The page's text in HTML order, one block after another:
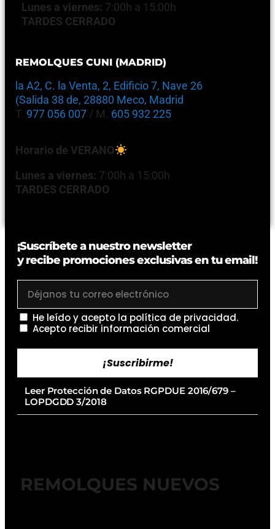
Lunes a viernes: 7:00h a 15:00h
TARDES CERRADO
REMOLQUES CUNI (MADRID)
la A2, C. la Venta, 2, Edificio 7, Nave 26
(Salida 38 de, 28880 Meco, Madrid
T. 977 056 007 / M. 605 932 225
Horario de VERANO
Lunes a viernes: 7:00h a 15:00h
TARDES CERRADO
¡Suscríbete a nuestro newsletter
y recibe promociones exclusivas en tu email!
He leído y acepto la política de privacidad.
Acepto recibir información comercial
¡Suscribirme!
Leer Protección de Datos RGPDUE 2016/679 –
LOPDGDD 3/2018
REMOLQUES NUEVOS